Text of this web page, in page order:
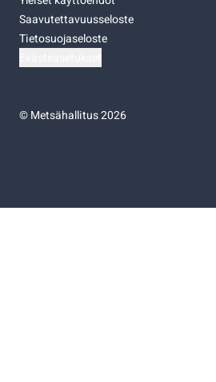
Saavutettavuusseloste
Tietosuojaseloste
©Metsähallitus 2026